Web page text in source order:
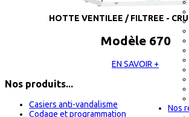
Nos
HOTTE VENTILEE / FILTREE -
Modèle 670
EN SAVOIR +
Nos produits...
Casiers anti-vandalisme
Codage et programmation